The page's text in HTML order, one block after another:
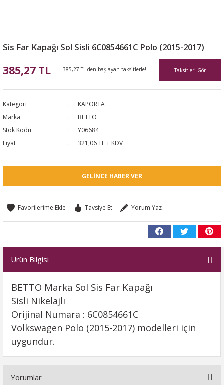
Sis Far Kapağı Sol Sisli 6C0854661C Polo (2015-2017)
385,27 TL 385,27 TL den başlayan taksitlerle!! Taksitleri Gör
Kategori
KAPORTA
Marka
BETTO
Stok Kodu
Y06684
Fiyat
321,06 TL + KDV
GELINCE HABER VER
Tavsiye Et Yorum Yaz
Ürün Bilgisi
BETTO Marka Sol Sis Far Kapağı
Sisli Nikelajlı
Orijinal Numara : 6C0854661C
Volkswagen Polo (2015-2017) modelleri için
uygundur.
Yorumlar